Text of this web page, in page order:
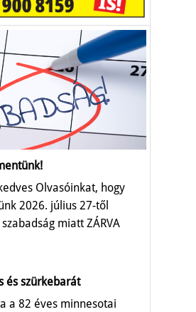
Olvasóinkat, hogy
2026. július 27-től
miatt ZÁRVA
és szürkebarát
a 82 éves minnesotai